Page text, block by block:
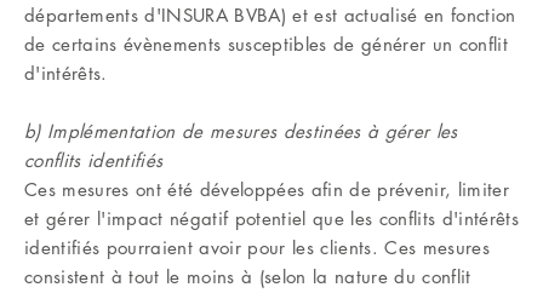
départements d'INSURA BVBA) et est actualisé en fonction
de certains évènements susceptibles de générer un conflit
d'intérêts.
b) Implémentation de mesures destinées à gérer les
conflits identifiés
Ces mesures ont été développées afin de prévenir, limiter
et gérer l'impact négatif potentiel que les conflits d'intérêts
identifiés pourraient avoir pour les clients. Ces mesures
consistent à tout le moins à (selon la nature du conflit